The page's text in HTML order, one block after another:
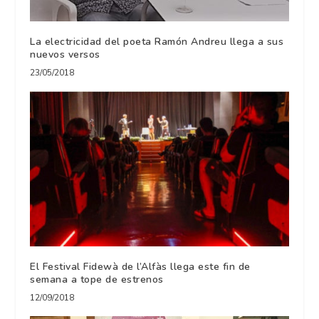
La electricidad del poeta Ramón Andreu llega a sus
nuevos versos
23/05/2018
El Festival Fidewà de l’Alfàs llega este fin de
semana a tope de estrenos
12/09/2018